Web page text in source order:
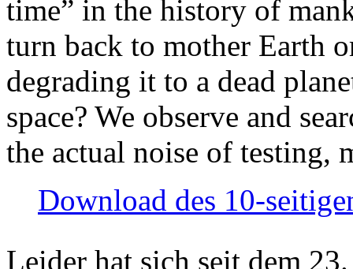
time” in the history of
turn back to mother Earth
degrading it to a dead
space? We observe and
the actual noise of testing,
Download des 10-
Leider hat sich seit dem